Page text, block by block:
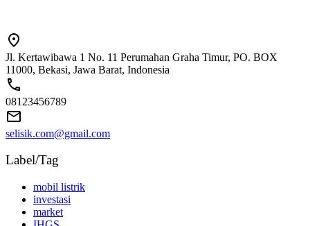
Jl. Kertawibawa 1 No. 11 Perumahan Graha Timur, PO. BOX
11000, Bekasi, Jawa Barat, Indonesia
08123456789
selisik.com@gmail.com
Label/Tag
mobil listrik
investasi
market